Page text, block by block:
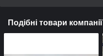
Подібні товари компанії